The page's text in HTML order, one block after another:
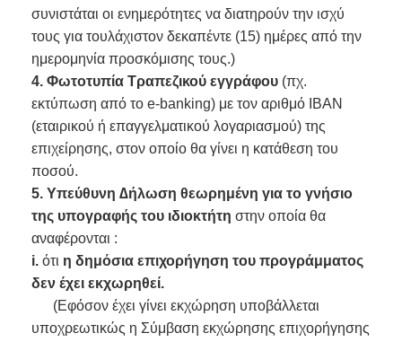
συνιστάται οι ενημερότητες να διατηρούν την ισχύ
τους για τουλάχιστον δεκαπέντε (15) ημέρες από την
ημερομηνία προσκόμισης τους.)
4. Φωτοτυπία Τραπεζικού εγγράφου (πχ.
εκτύπωση από το e-banking) με τον αριθμό ΙΒΑΝ
(εταιρικού ή επαγγελματικού λογαριασμού) της
επιχείρησης, στον οποίο θα γίνει η κατάθεση του
ποσού.
5. Υπεύθυνη ∆ήλωση θεωρημένη για το γνήσιο
της υπογραφής του ιδιοκτήτη στην οποία θα
αναφέρονται :
i. ότι η δημόσια επιχορήγηση του προγράμματος
δεν έχει εκχωρηθεί.
(Εφόσον έχει γίνει εκχώρηση υποβάλλεται
υποχρεωτικώς η Σύμβαση εκχώρησης επιχορήγησης